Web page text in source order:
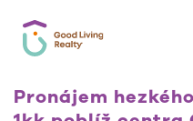
Pronájem